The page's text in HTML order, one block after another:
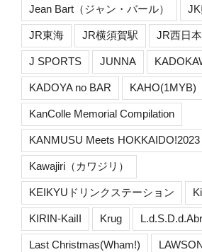
Jean Bart（ジャン・バール）
JR東海 JR横須賀駅 JR西日
J SPORTS JUNNA
KADOYA no BAR KAHO(1MYB)
KanColle Memorial Compilation
KANMUSU Meets HOKKAIDO!2023
Kawajiri（カワジリ）
KEIKYUドリンクステーション
KIRIN-KaiII Krug
Last Christmas(Wham!)